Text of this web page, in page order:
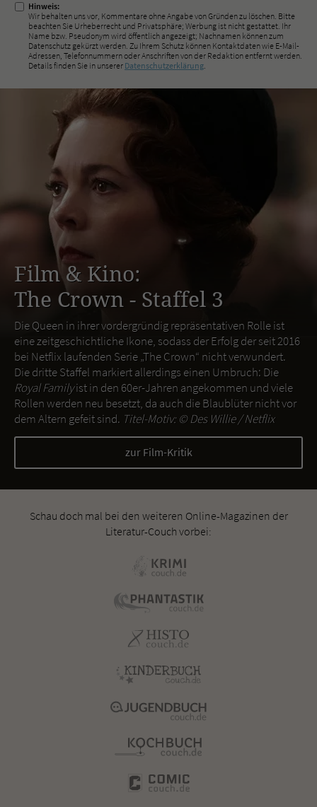
Hinweis:
Wir behalten uns vor, Kommentare ohne Angabe von Gründen zu löschen. Bitte
beachten Sie Urheberrecht und Privatsphäre; Werbung ist nicht gestattet. Ihr
Name bzw. Pseudonym wird öffentlich angezeigt; Nachnamen können zum
Datenschutz gekürzt werden. Zu Ihrem Schutz können Kontaktdaten wie E-Mail-
Adressen, Telefonnummern oder Anschriften von der Redaktion entfernt werden.
Details finden Sie in unserer Datenschutzerklärung.
Film & Kino:
The Crown - Staffel 3
Die Queen in ihrer vordergründig repräsentativen Rolle ist
eine zeitgeschichtliche Ikone, sodass der Erfolg der seit 2016
bei Netflix laufenden Serie „The Crown“ nicht verwundert.
Die dritte Staffel markiert allerdings einen Umbruch: Die
Royal Familyist in den 60er-Jahren angekommen und viele
Rollen werden neu besetzt, da auch die Blaublüter nicht vor
dem Altern gefeit sind. Titel-Motiv: ©Des Willie / Netflix
zur Film-Kritik
Schau doch mal bei den weiteren Online-Magazinen der
Literatur-Couch vorbei: